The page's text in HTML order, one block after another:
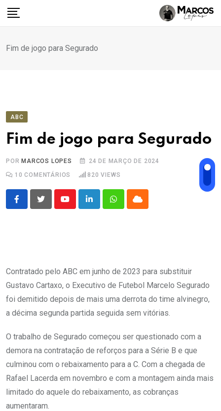
para
conteúdo
Fim de jogo para Segurado
ABC
Fim de jogo para Segurado
PORMARCOS LOPES
24 DE MARÇO DE 2024
10 COMENTÁRIOS 820 VIEWS
YoutubeLinkedInWhatsappCloud
Contratado pelo ABC em junho de 2023 para substituir
Gustavo Cartaxo, o Executivo de Futebol Marcelo Segurado
foi demitido depois de mais uma derrota do time alvinegro,
a décima segunda partida seguida sem vitórias.
O trabalho de Segurado começou ser questionado com a
demora na contratação de reforços para a Série B e que
culminou com o rebaixamento para a C. Com a chegada de
Rafael Lacerda em novembro e com a montagem ainda mais
limitado do aquele do rebaixamento, as cobranças
aumentaram.